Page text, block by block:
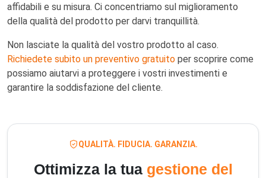
affidabili e su misura. Ci concentriamo sul miglioramento
della qualità del prodotto per darvi tranquillità.
Non lasciate la qualità del vostro prodotto al caso.
Richiedete subito un preventivo gratuito per scoprire come
possiamo aiutarvi a proteggere i vostri investimenti e
garantire la soddisfazione del cliente.
QUALITÀ. FIDUCIA. GARANZIA.
Ottimizza la tua gestione del